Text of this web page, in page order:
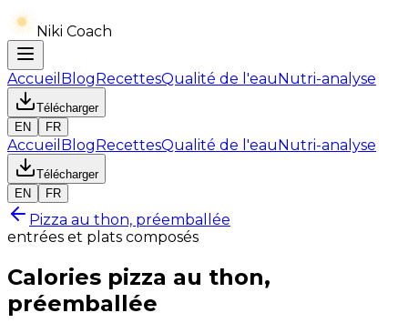
Niki Coach
Accueil BlogRecettesQualité de l'eauNutri-analyse
Télécharger
EN
FR
Accueil BlogRecettesQualité de l'eauNutri-analyse
Télécharger
EN
FR
Pizza au thon, préemballée
entrées et plats composés
Calories pizza au thon,
préemballée